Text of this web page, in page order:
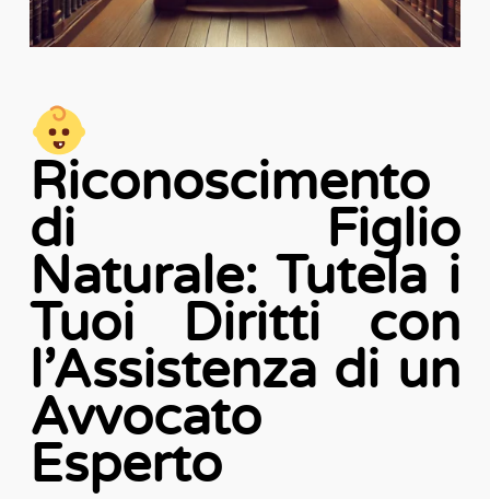
Riconoscimento
di Figlio
Naturale: Tutela i
Tuoi Diritti con
l’Assistenza di un
Avvocato
Esperto